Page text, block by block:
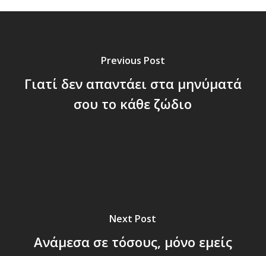
Previous Post
Γιατί δεν απαντάει στα μηνύματά
σου το κάθε ζώδιο
Next Post
Ανάμεσα σε τόσους, μόνο εμείς